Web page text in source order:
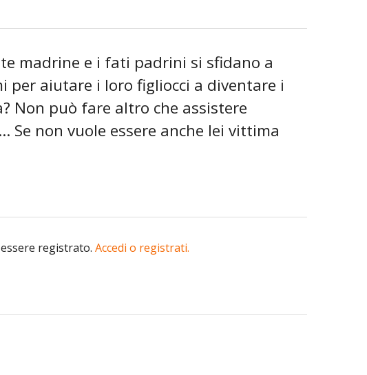
madrine e i fati padrini si sfidano a
per aiutare i loro figliocci a diventare i
Non può fare altro che assistere
Se non vuole essere anche lei vittima
registrato. Accedi o registrati.